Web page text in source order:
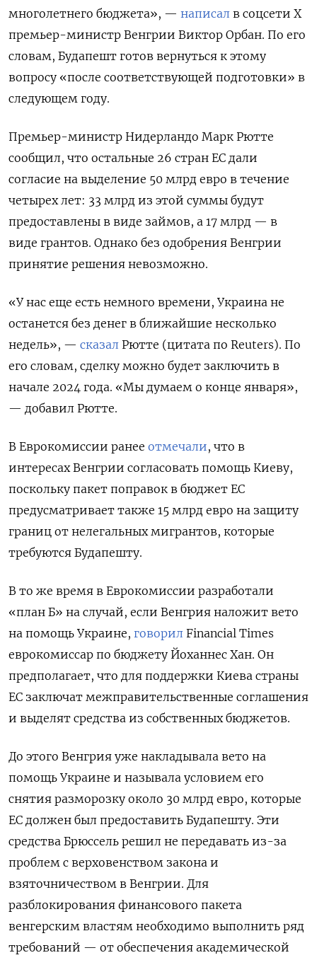
многолетнего бюджета», — написал в соцсети Х
премьер-министр Венгрии Виктор Орбан. По его
словам, Будапешт готов вернуться к этому
вопросу «после соответствующей подготовки» в
следующем году.
Премьер-министр Нидерландо Марк Рютте
сообщил, что остальные 26 стран ЕС дали
согласие на выделение 50 млрд евро в течение
четырех лет: 33 млрд из этой суммы будут
предоставлены в виде займов, а 17 млрд — в
виде грантов. Однако без одобрения Венгрии
принятие решения невозможно.
«У нас еще есть немного времени, Украина не
останется без денег в ближайшие несколько
недель», — сказал Рютте (цитата по Reuters). По
его словам, сделку можно будет заключить в
начале 2024 года. «Мы думаем о конце января»,
— добавил Рютте.
В Еврокомиссии ранее отмечали, что в
интересах Венгрии согласовать помощь Киеву,
поскольку пакет поправок в бюджет ЕС
предусматривает также 15 млрд евро на защиту
границ от нелегальных мигрантов, которые
требуются Будапешту.
В то же время в Еврокомиссии разработали
«план Б» на случай, если Венгрия наложит вето
на помощь Украине, говорил Financial Times
еврокомиссар по бюджету Йоханнес Хан. Он
предполагает, что для поддержки Киева страны
ЕС заключат межправительственные соглашения
и выделят средства из собственных бюджетов.
До этого Венгрия уже накладывала вето на
помощь Украине и называла условием его
снятия разморозку около 30 млрд евро, которые
ЕС должен был предоставить Будапешту. Эти
средства Брюссель решил не передавать из-за
проблем с верховенством закона и
взяточничеством в Венгрии. Для
разблокирования финансового пакета
венгерским властям необходимо выполнить ряд
требований — от обеспечения академической